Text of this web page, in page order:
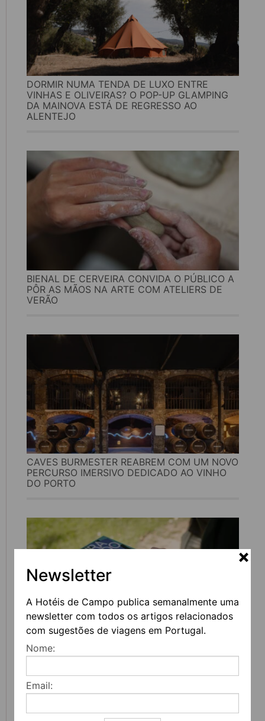
Newsletter
A Hotéis de Campo publica semanalmente uma
newsletter com todos os artigos relacionados
com sugestões de viagens em Portugal.
Nome:
Email:
DORMIR NUMA TENDA DE LUXO ENTRE
VINHAS E OLIVEIRAS? O POP-UP GLAMPING
DA MAINOVA ESTÁ DE REGRESSO AO
ALENTEJO
BIENAL DE CERVEIRA CONVIDA O PÚBLICO A
PÔR AS MÃOS NA ARTE COM ATELIERS DE
VERÃO
CAVES BURMESTER REABREM COM UM NOVO
PERCURSO IMERSIVO DEDICADO AO VINHO
DO PORTO
FEIRA DO LIVRO DO PORTO REGRESSA COM
MAIS DE 200 ATIVIDADES DEDICADAS À